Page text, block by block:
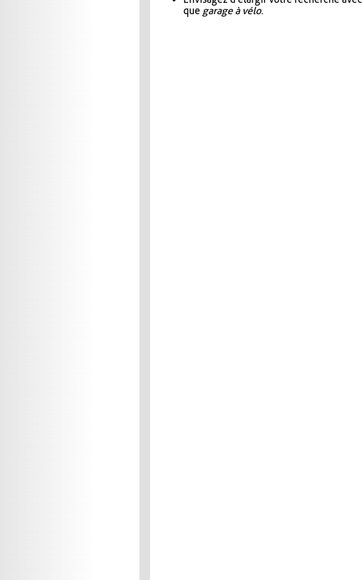
que garage à vélo.